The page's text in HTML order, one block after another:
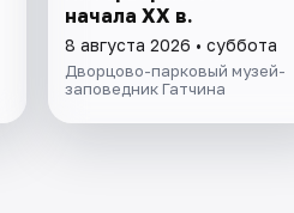
начала ХХ в.
8 августа 2026 • суббота
Дворцово-парковый музей-
заповедник Гатчина